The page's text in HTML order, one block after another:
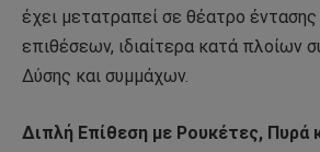
έχει μετατραπεί σε θέατρο
επιθέσεων, ιδιαίτερα κατά πλοίων
Δύσης και συμμάχων.
Διπλή Επίθεση με Ρουκέτες, Πυρά